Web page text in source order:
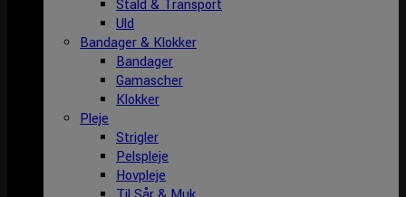
Stald & Transport
Uld
Bandager & Klokker
Bandager
Gamascher
Klokker
Pleje
Strigler
Pelspleje
Hovpleje